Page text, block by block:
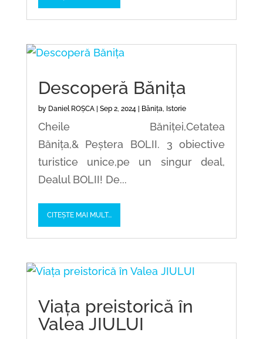
Descoperă Bănița
by Daniel ROȘCA| Sep 2, 2024| Bănița, Istorie
Cheile Băniței,Cetatea
Bănița,& Peștera BOLII. 3 obiective
turistice unice,pe un singur deal,
Dealul BOLII! De...
CITEȘTE MAI MULT...
Viața preistorică în
Valea JIULUI